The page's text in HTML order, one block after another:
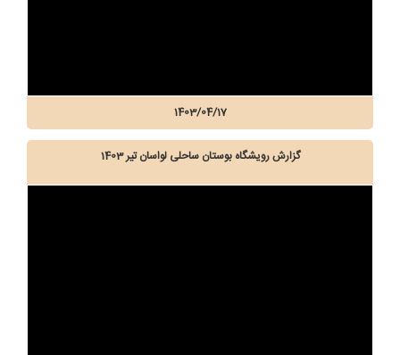
1403/04/17
گزارش رویشگاه بوستان ساحلی لواسان تیر 1403